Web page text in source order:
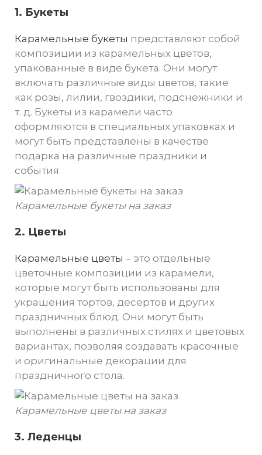
1. Букеты
Карамельные букеты представляют собой
композиции из карамельных цветов,
упакованные в виде букета. Они могут
включать различные виды цветов, такие
как розы, лилии, гвоздики, подснежники и
т. д. Букеты из карамели часто
оформляются в специальных упаковках и
могут быть представлены в качестве
подарка на различные праздники и
события.
Карамельные букеты на заказ
2. Цветы
Карамельные цветы – это отдельные
цветочные композиции из карамели,
которые могут быть использованы для
украшения тортов, десертов и других
праздничных блюд. Они могут быть
выполнены в различных стилях и цветовых
вариантах, позволяя создавать красочные
и оригинальные декорации для
праздничного стола.
Карамельные цветы на заказ
3. Леденцы